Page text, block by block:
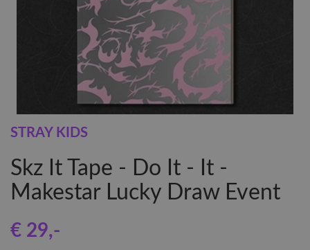
STRAY KIDS
Skz It Tape - Do It - It -
Makestar Lucky Draw Event
€ 29,-